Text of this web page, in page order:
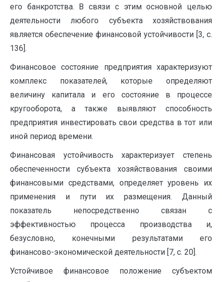
его банкротства. В связи с этим основной целью
деятельности любого субъекта хозяйствования
является обеспечение финансовой устойчивости [3, c.
136].
Финансовое состояние предприятия характеризуют
комплекс показателей, которые определяют
величину капитала и его состояние в процессе
кругооборота, а также выявляют способность
предприятия инвестировать свои средства в тот или
иной период времени.
Финансовая устойчивость характеризует степень
обеспеченности субъекта хозяйствования своими
финансовыми средствами, определяет уровень их
применения и пути их размещения. Данный
показатель непосредственно связан с
эффективностью процесса производства и,
безусловно, конечными результатами его
финансово-экономической деятельности [7, c. 20].
Устойчивое финансовое положение субъектом